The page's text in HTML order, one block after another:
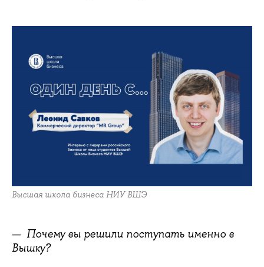
Высшая школа бизнеса НИУ ВШЭ
— Почему вы решили поступать именно в
Вышку?